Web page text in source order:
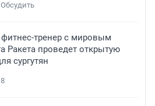
Обсудить
тренер с мировым
Ракета проведет открытую
сургутян
8